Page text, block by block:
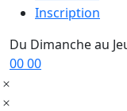
Inscription
Du Dimanche au
00 00